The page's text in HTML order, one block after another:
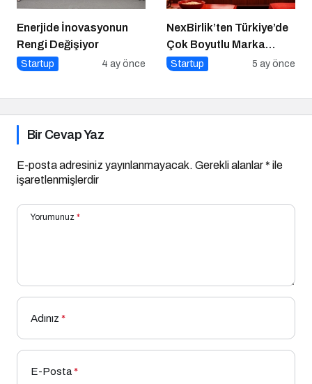
Enerjide İnovasyonun
Rengi Değişiyor
Startup 4 ay önce
NexBirlik’ten Türkiye’de
Çok Boyutlu Marka
Hamlesi
Startup 5 ay önce
Bir Cevap Yaz
E-posta adresiniz yayınlanmayacak. Gerekli alanlar* ile
işaretlenmişlerdir
Yorumunuz *
Adınız *
E-Posta*